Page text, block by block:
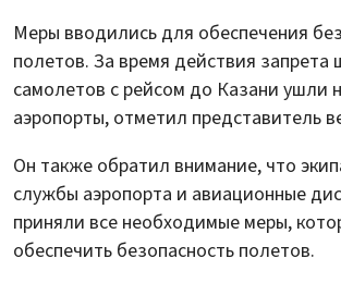
Меры вводились для обеспечения
полетов. За время действия запрета
самолетов с рейсом до Казани ушли
аэропорты, отметил представитель
Он также обратил внимание, что
службы аэропорта и авиационные
приняли все необходимые меры,
обеспечить безопасность полетов.